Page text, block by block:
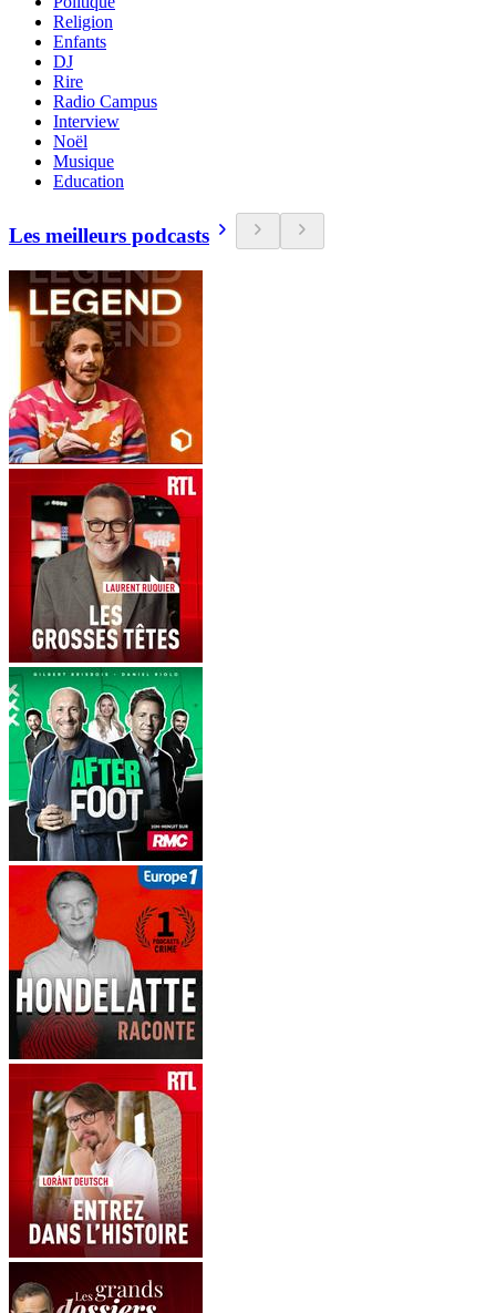
Religion
Enfants
DJ
Rire
Radio Campus
Interview
Noël
Musique
Education
Les meilleurs podcasts